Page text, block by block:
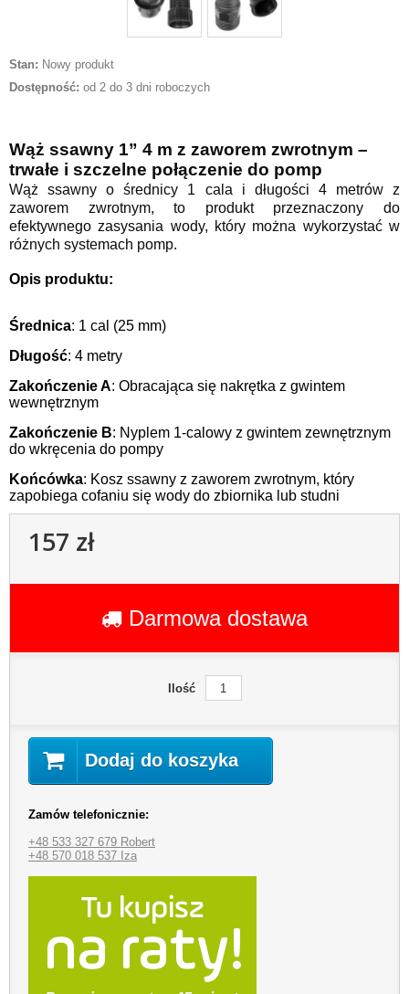
Stan: Nowy produkt
Dostępność: od 2 do 3 dni roboczych
Wąż ssawny 1” 4 m z zaworem zwrotnym –
trwałe i szczelne połączenie do pomp
Wąż ssawny o średnicy 1 cala i długości 4 metrów z
zaworem zwrotnym, to produkt przeznaczony do
efektywnego zasysania wody, który można wykorzystać w
różnych systemach pomp.
Opis produktu:
Średnica: 1 cal (25 mm)
Długość: 4 metry
Zakończenie A: Obracająca się nakrętka z gwintem
wewnętrznym
Zakończenie B: Nyplem 1-calowy z gwintem zewnętrznym
do wkręcenia do pompy
Końcówka: Kosz ssawny z zaworem zwrotnym, który
zapobiega cofaniu się wody do zbiornika lub studni
157 zł
Darmowa dostawa
Ilość
Dodaj do koszyka
Zamów telefonicznie:
+48 533 327 679 Robert
+48 570 018 537 Iza